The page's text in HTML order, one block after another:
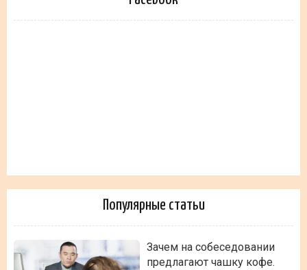
Популярные статьи
Зачем на собеседовании
предлагают чашку кофе.